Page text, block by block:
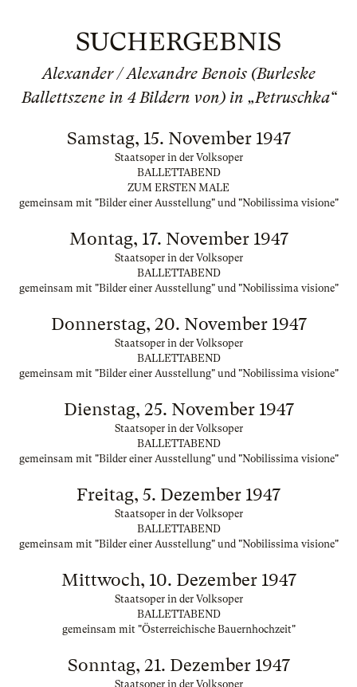
SUCHERGEBNIS
Alexander / Alexandre Benois (Burleske
Ballettszene in 4 Bildern von) in „Petruschka“
Samstag, 15. November 1947
Staatsoper in der Volksoper
BALLETTABEND
ZUM ERSTEN MALE
gemeinsam mit "Bilder einer Ausstellung" und "Nobilissima visione"
Montag, 17. November 1947
Staatsoper in der Volksoper
BALLETTABEND
gemeinsam mit "Bilder einer Ausstellung" und "Nobilissima visione"
Donnerstag, 20. November 1947
Staatsoper in der Volksoper
BALLETTABEND
gemeinsam mit "Bilder einer Ausstellung" und "Nobilissima visione"
Dienstag, 25. November 1947
Staatsoper in der Volksoper
BALLETTABEND
gemeinsam mit "Bilder einer Ausstellung" und "Nobilissima visione"
Freitag, 5. Dezember 1947
Staatsoper in der Volksoper
BALLETTABEND
gemeinsam mit "Bilder einer Ausstellung" und "Nobilissima visione"
Mittwoch, 10. Dezember 1947
Staatsoper in der Volksoper
BALLETTABEND
gemeinsam mit "Österreichische Bauernhochzeit"
Sonntag, 21. Dezember 1947
Staatsoper in der Volksoper